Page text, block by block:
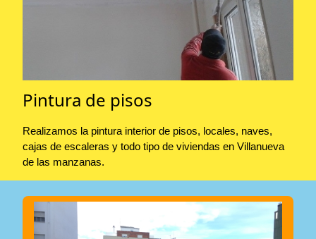
Pintura de pisos
Realizamos la pintura interior de pisos, locales, naves,
cajas de escaleras y todo tipo de viviendas en Villanueva
de las manzanas.